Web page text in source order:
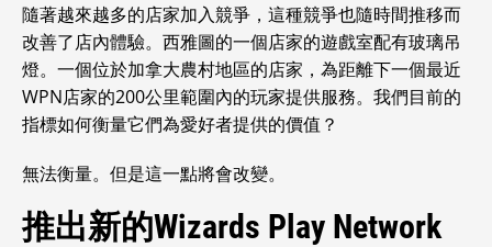
隨著越來越多的店家加入競爭，這種競爭也隨時間推移而
改善了店內體驗。西雅圖的一個店家的遊戲室配有玻璃吊
燈。一個位於加拿大農村地區的店家，為距離下一個最近
WPN店家的200公里範圍內的玩家提供服務。我們目前的
指標如何衡量它們為愛好者提供的價值？
無法衡量。但是這一點將會改變。
推出新的Wizards Play Network